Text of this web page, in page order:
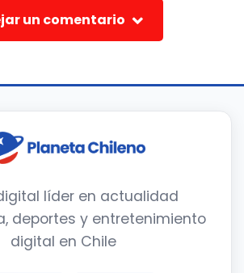
un comentario
líder en actualidad
deportes y entretenimiento
digital en Chile